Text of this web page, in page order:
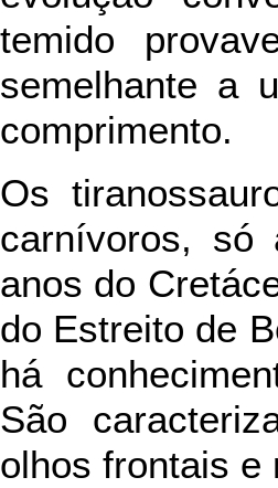
temido
semelhante a
comprimento.
Os
carnívoros, só
anos do
do Estreito de
há
São
olhos frontais e